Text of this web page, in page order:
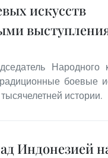
искусств
Народного
боевые
истории.
Индонезией